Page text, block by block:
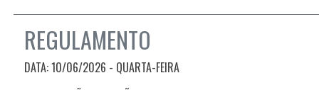
REGULAMENTO
DATA: 10/06/2026 - QUARTA-FEIRA